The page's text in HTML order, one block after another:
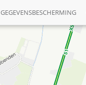
GEGEVENSBESCHERMING